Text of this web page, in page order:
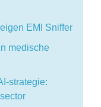
EMI Sniffer
medische
strategie: